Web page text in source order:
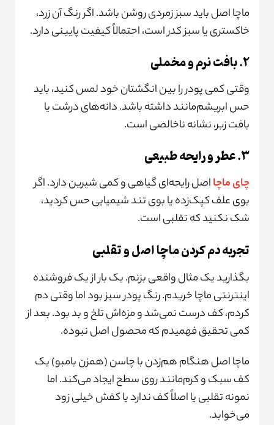
ماچا اصل باید سبز زمردی روشن باشد. اگر رنگ آن زرد،
خاکستری یا سبز کدر است، احتمالاً کیفیت پایینی دارد.
۲. بافت نرم و مخملی
وقتی کمی پودر را بین انگشتان خود لمس کنید، باید
حس ابریشم‌مانند داشته باشد. دانه‌های درشت یا
بافت زبر، نشانه ناخالصی است.
۳. عطر و رایحه طبیعی
چای ماچااصل رایحه‌ای گیاهی و کمی شیرین دارد. اگر
بوی علف کپک‌زده یا بوی تند شیمیایی حس کردید،
شک نکنید که تقلبی است.
تجربه دم کردن ماچا اصل و تقلبی
بگذارید یک مثال واقعی بزنم. یک بار از یک فروشنده
اینترنتی ماچا خریدم. رنگ پودر سبز بود اما وقتی دم
کردم، کف درست نمی‌شد و مزه‌اش تلخ و بد بود. بعد از
کمی تحقیق فهمیدم که محصول اصل نبوده.
ماچا اصل هنگام هم‌زدن با چاسن (همزن بامبو) یک
کف سبک و کرم‌مانند روی سطح ایجاد می‌کند. اما
نمونه تقلبی یا اصلاً کف ندارد یا کفش خیلی زود
می‌خوابد.